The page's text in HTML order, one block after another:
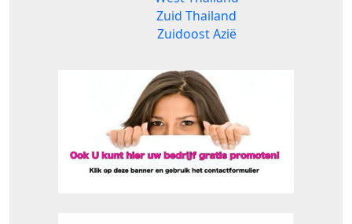
Zuid Thailand
Zuidoost Azië